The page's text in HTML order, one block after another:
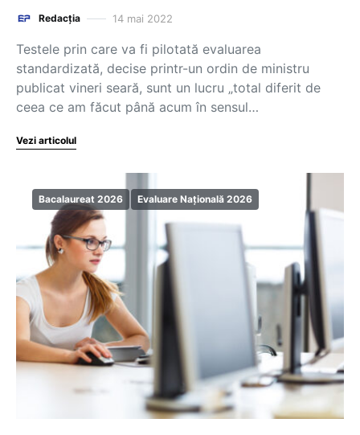
Redacția 14 mai 2022
Testele prin care va fi pilotată evaluarea
standardizată, decise printr-un ordin de ministru
publicat vineri seară, sunt un lucru „total diferit de
ceea ce am făcut până acum în sensul…
Vezi articolul
Bacalaureat 2026 Evaluare Națională 2026